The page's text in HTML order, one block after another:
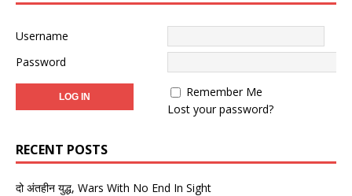
Username
Password
Remember Me
Lost your password?
RECENT POSTS
दो अंतहीन युद्ध, Wars With No End In Sight